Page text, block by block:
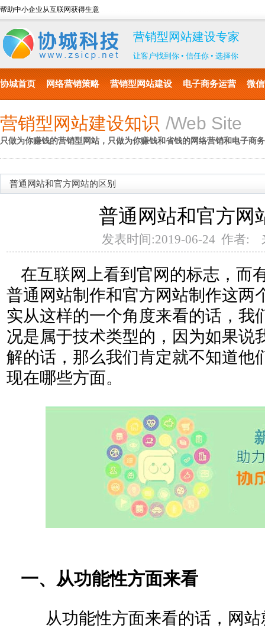
帮助中小企业从互联网获得生意
营销型网站建设专家
让客户找到你 • 信任你 • 选择你
协城首页 网络营销策略 营销型网站建设 电子商务运营 微
营销型网站建设知识 /Web Site
只做为你赚钱的营销型网站，只做为你赚钱和省钱的网络营销和电子商务
普通网站和官方网站的区别
普通网站和官方网
发表时间:2019-06-24 作者
在互联网上看到官网的标志，而
普通网站制作和官方网站制作这两
实从这样的一个角度来看的话，我
况是属于技术类型的，因为如果说
解的话，那么我们肯定就不知道他
现在哪些方面。
一、从功能性方面来看
从功能性方面来看的话，网站